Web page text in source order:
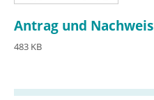
Antrag und Nachweis
483 KB